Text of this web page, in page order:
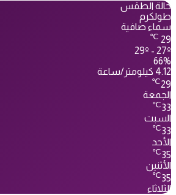
حالة الطقس
طولكرم
سماء صافية
29
℃
29º - 27º
66%
4.12 كيلومتر/ساعة
29
℃
الجمعة
33
℃
السبت
33
℃
الأحد
35
℃
الأثنين
35
℃
الثلاثاء